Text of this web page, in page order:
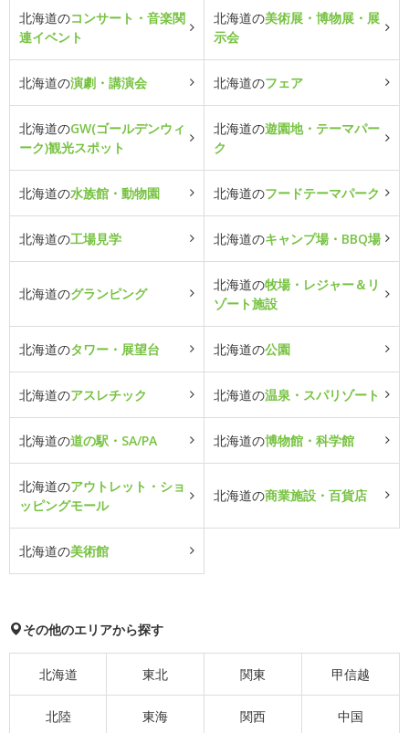
北海道のコンサート・音楽関
連イベント
北海道の美術展・博物展・展
示会
北海道の演劇・講演会 北海道のフェア
北海道のGW(ゴールデンウィ
ーク)観光スポット
北海道の遊園地・テーマパー
ク
北海道の水族館・動物園 北海道のフードテーマパーク
北海道の工場見学 北海道のキャンプ場・BBQ場
北海道のグランピング
北海道の牧場・レジャー＆リ
ゾート施設
北海道のタワー・展望台 北海道の公園
北海道のアスレチック 北海道の温泉・スパリゾート
北海道の道の駅・SA/PA 北海道の博物館・科学館
北海道のアウトレット・ショ
ッピングモール
北海道の商業施設・百貨店
北海道の美術館
その他のエリアから探す
北海道 東北 関東 甲信越
北陸 東海 関西 中国